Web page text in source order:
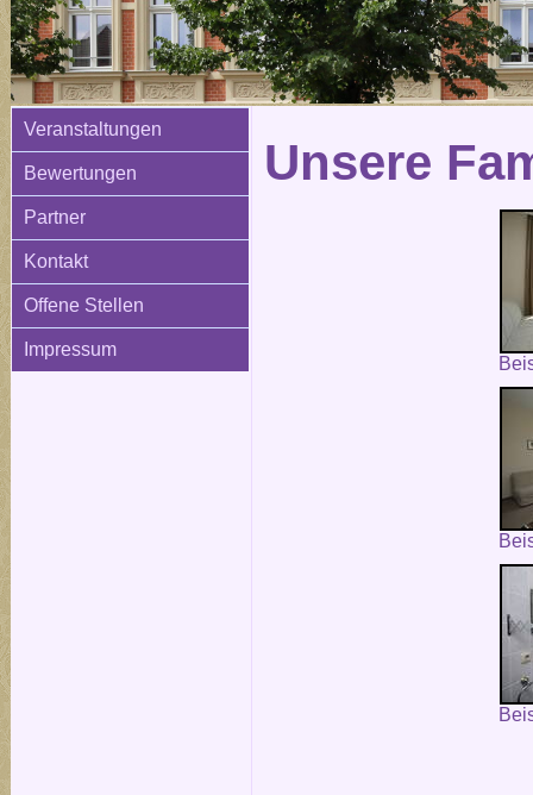
Veranstaltungen
Bewertungen
Partner
Kontakt
Offene Stellen
Impressum
Unsere